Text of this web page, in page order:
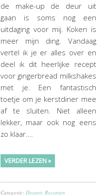
de make-up de deur uit
gaan is soms nog een
uitdaging voor mij. Koken is
meer mijn ding. Vandaag
vertel ik je er alles over en
deel ik dit heerlijke recept
voor gingerbread milkshakes
met je. Een fantastisch
toetje om je kerstdiner mee
af te sluiten. Niet alleen
lekker, maar ook nog eens
zo klaar….
VERDER LEZEN »
Categorie:Dessert,Recepten